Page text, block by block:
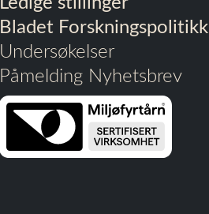
Bladet Forskningspolitikk
Undersøkelser
Påmelding Nyhetsbrev